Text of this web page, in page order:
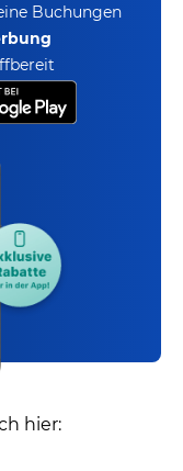
Buchungen
hier: